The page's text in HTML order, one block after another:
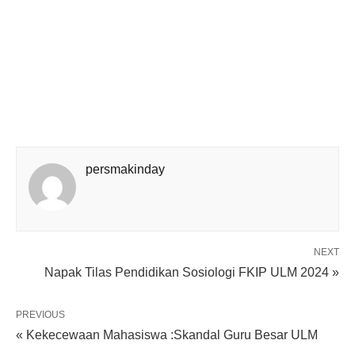
persmakinday
NEXT
Napak Tilas Pendidikan Sosiologi FKIP ULM 2024 »
PREVIOUS
« Kekecewaan Mahasiswa :Skandal Guru Besar ULM